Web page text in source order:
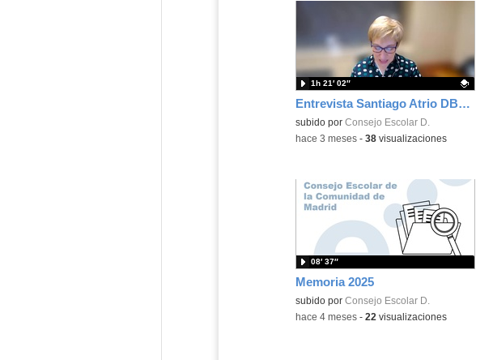
Entrevista Santiago Atrio DBTS17
Contenido educativo.
subido por Consejo Escolar D.
1h 21′ 02″
-hace 3 meses- 38visualizaciones
Memoria 2025
subido por Consejo Escolar D.
08′ 37″
-hace 4 meses- 22 visualizaciones